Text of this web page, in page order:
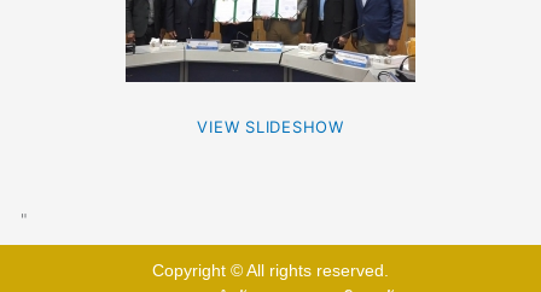
VIEW SLIDESHOW
"
Copyright © All rights reserved.